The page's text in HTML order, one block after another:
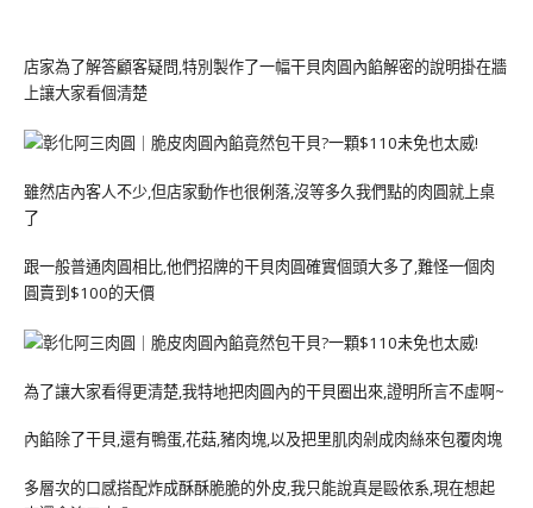
店家為了解答顧客疑問,特別製作了一幅干貝肉圓內餡解密的說明掛在牆
上讓大家看個清楚
雖然店內客人不少,但店家動作也很俐落,沒等多久我們點的肉圓就上桌
了
跟一般普通肉圓相比,他們招牌的干貝肉圓確實個頭大多了,難怪一個肉
圓賣到$100的天價
為了讓大家看得更清楚,我特地把肉圓內的干貝圈出來,證明所言不虛啊~
內餡除了干貝,還有鴨蛋,花菇,豬肉塊,以及把里肌肉剁成肉絲來包覆肉塊
多層次的口感搭配炸成酥酥脆脆的外皮,我只能說真是毆依系,現在想起